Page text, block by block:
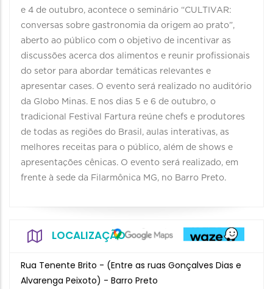
e 4 de outubro, acontece o seminário “CULTIVAR:
conversas sobre gastronomia da origem ao prato”,
aberto ao público com o objetivo de incentivar as
discussões acerca dos alimentos e reunir profissionais
do setor para abordar temáticas relevantes e
apresentar cases. O evento será realizado no auditório
da Globo Minas. E nos dias 5 e 6 de outubro, o
tradicional Festival Fartura reúne chefs e produtores
de todas as regiões do Brasil, aulas interativas, as
melhores receitas para o público, além de shows e
apresentações cênicas. O evento será realizado, em
frente à sede da Filarmônica MG, no Barro Preto.
LOCALIZAÇÃO
Rua Tenente Brito - (Entre as ruas Gonçalves Dias e
Alvarenga Peixoto) - Barro Preto